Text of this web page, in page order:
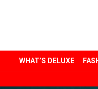
WHAT’S DELUXE